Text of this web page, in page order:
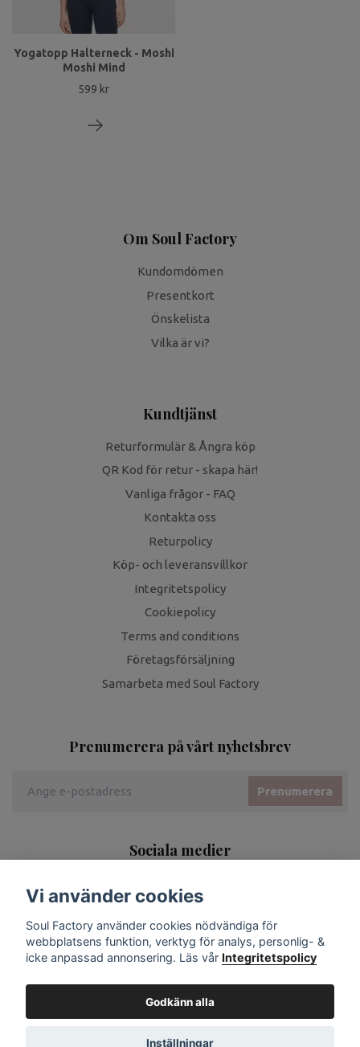
Yogatopp Halterneck - Moshi
Moshi Mind
599 kr
Om Soul Factory
Kundomdömen
Presentkort
Önskelista
Vilka är vi?
Kundtjänst
Returformulär & Ångra köp
QR Kod för retur - skapa här!
Vanliga frågor - FAQ
Kontakta oss
Returpolicy
Köp- och leveransvillkor
Integritetspolicy
Cookiepolicy
Terms and conditions
Företagsförsäljning
Samarbeta med Soul Factory
Prenumerera på vårt nyhetsbrev
Prenumerera
Sociala medier
Vi använder cookies
Soul Factory använder cookies nödvändiga för
webbplatsens funktion, verktyg för analys, personlig- &
icke anpassad annonsering. Läs vår Integritetspolicy
Godkänn alla
Inställningar